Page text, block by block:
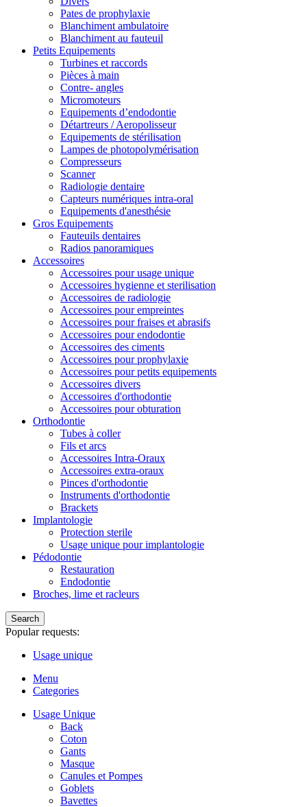
Pates de prophylaxie
Blanchiment ambulatoire
Blanchiment au fauteuil
Petits Equipements
Turbines et raccords
Pièces à main
Contre- angles
Micromoteurs
Equipements d’endodontie
Détartreurs / Aeropolisseur
Equipements de stérilisation
Lampes de photopolymérisation
Compresseurs
Scanner
Radiologie dentaire
Capteurs numériques intra-oral
Equipements d'anesthésie
Gros Equipements
Fauteuils dentaires
Radios panoramiques
Accessoires
Accessoires pour usage unique
Accessoires hygienne et sterilisation
Accessoires de radiologie
Accessoires pour empreintes
Accessoires pour fraises et abrasifs
Accessoires pour endodontie
Accessoires des ciments
Accessoires pour prophylaxie
Accessoires pour petits equipements
Accessoires divers
Accessoires d'orthodontie
Accessoires pour obturation
Orthodontie
Tubes à coller
Fils et arcs
Accessoires Intra-Oraux
Accessoires extra-oraux
Pinces d'orthodontie
Instruments d'orthodontie
Brackets
Implantologie
Protection sterile
Usage unique pour implantologie
Pédodontie
Restauration
Endodontie
Broches, lime et racleurs
Search
Popular requests:
Usage unique
Menu
Categories
Usage Unique
Back
Coton
Gants
Masque
Canules et Pompes
Goblets
Bavettes